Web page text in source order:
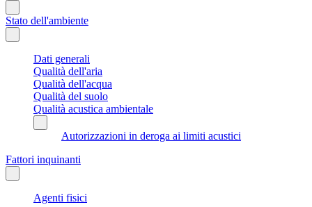
Stato dell'ambiente
Dati generali
Qualità dell'aria
Qualità dell'acqua
Qualità del suolo
Qualità acustica ambientale
Autorizzazioni in deroga ai limiti acustici
Fattori inquinanti
Agenti fisici